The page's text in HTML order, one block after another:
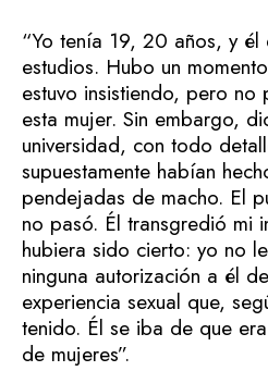
“Yo tenía 19, 20 años, y
estudios. Hubo un
estuvo insistiendo, pero no
esta mujer. Sin embargo,
universidad, con todo
supuestamente habían
pendejadas de macho. El
no pasó. Él transgredió mi
hubiera sido cierto: yo no
ninguna autorización a él
experiencia sexual que,
tenido. Él se iba de que
de mujeres”.